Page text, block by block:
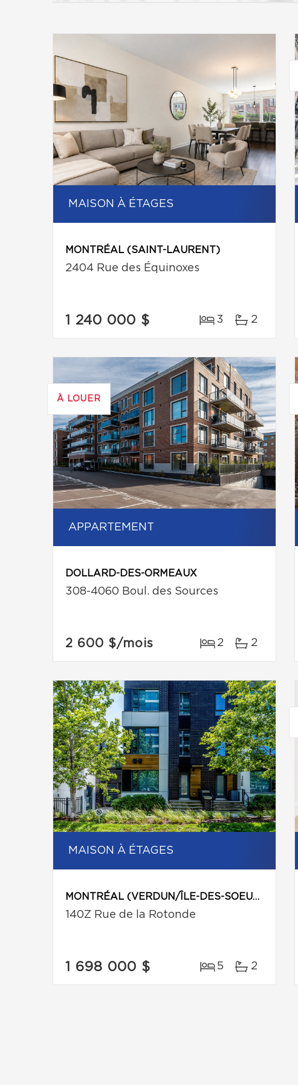
MAISON À ÉTAGES
MONTRÉAL (SAINT-LAURENT)
2404 Rue des Équinoxes
1 240 000 $ 3 2
À LOUER
APPARTEMENT
DOLLARD-DES-ORMEAUX
308-4060 Boul. des Sources
2 600 $/mois 2 2
MAISON À ÉTAGES
MONTRÉAL (VERDUN/ÎLE-DES-SOEURS)
140Z Rue de la Rotonde
1 698 000 $ 5 2